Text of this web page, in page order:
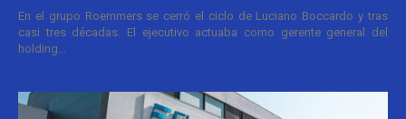
En el grupo Roemmers se cerró el ciclo de Luciano Boccardo y tras
casi tres décadas. El ejecutivo actuaba como gerente general del
holding...